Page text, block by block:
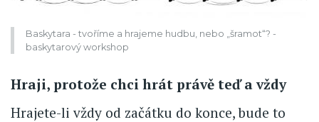
Baskytara - tvoříme a hrajeme hudbu, nebo „šramot“? -
baskytarový workshop
Hraji, protože chci hrát právě teď a vždy
Hrajete-li vždy od začátku do konce, bude to